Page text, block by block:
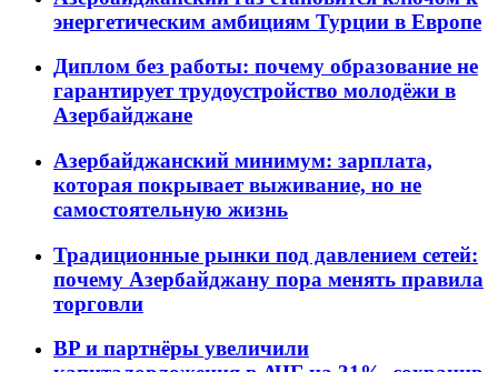
энергетическим амбициям Турции в Европе
Диплом без работы: почему образование не
гарантирует трудоустройство молодёжи в
Азербайджане
Азербайджанский минимум: зарплата,
которая покрывает выживание, но не
самостоятельную жизнь
Традиционные рынки под давлением сетей:
почему Азербайджану пора менять правила
торговли
BP и партнёры увеличили